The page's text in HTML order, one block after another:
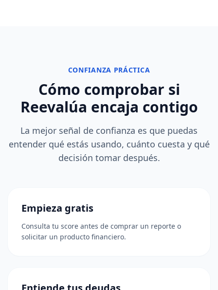
CONFIANZA PRÁCTICA
Cómo comprobar si
Reevalúa encaja contigo
La mejor señal de confianza es que puedas
entender qué estás usando, cuánto cuesta y qué
decisión tomar después.
Empieza gratis
Consulta tu score antes de comprar un reporte o
solicitar un producto financiero.